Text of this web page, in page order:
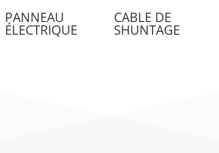
PANNEAU
ÉLECTRIQUE
CABLE DE
SHUNTAGE